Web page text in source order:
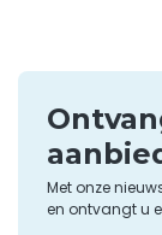
Met onze
en ontvangt u